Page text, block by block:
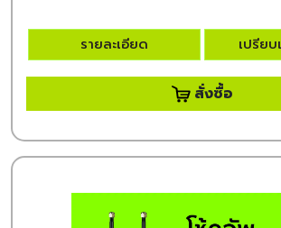
รายละเอียด เปรีย
สั่งซื้อ